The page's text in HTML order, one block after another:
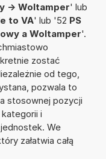
-> Woltamper' lub
to VA' lub '52 PS
a Woltamper'.
zostać
od tego,
pozwala to
stosownej pozycji
i
We
załatwia całą